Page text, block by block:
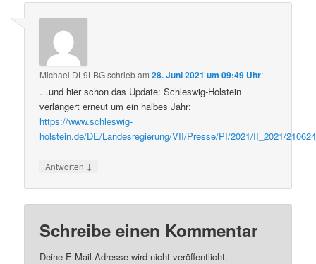
Michael DL9LBGschriebam28. Juni 2021 um 09:49 Uhr:
…und hier schon das Update: Schleswig-Holstein
verlängert erneut um ein halbes Jahr:
https://www.schleswig-
holstein.de/DE/Landesregierung/VII/Presse/PI/2021/II_2021/
Antworten ↓
Schreibe einen Kommentar
Deine E-Mail-Adresse wird nicht veröffentlicht.